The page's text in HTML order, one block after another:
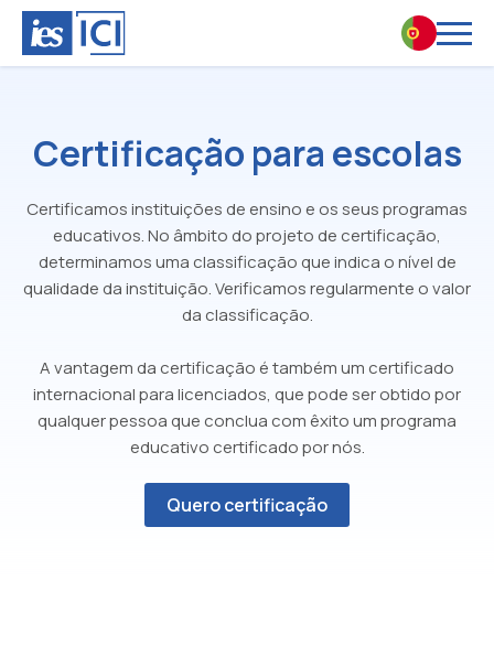
Certificação para escolas
Certificamos instituições de ensino e os seus programas
educativos. No âmbito do projeto de certificação,
determinamos uma classificação que indica o nível de
qualidade da instituição. Verificamos regularmente o valor
da classificação.
A vantagem da certificação é também um certificado
internacional para licenciados, que pode ser obtido por
qualquer pessoa que conclua com êxito um programa
educativo certificado por nós.
Quero certificação